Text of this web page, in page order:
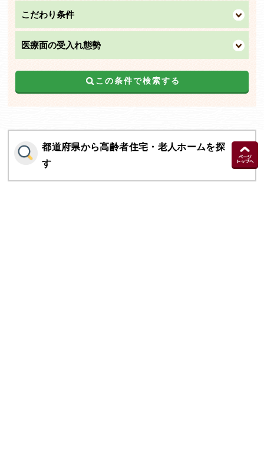
こだわり条件
医療面の受入れ態勢
この条件で検索する
都道府県から高齢者住宅・老人ホームを探
す